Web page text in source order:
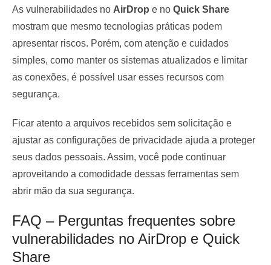
As vulnerabilidades no AirDrop e no Quick Share
mostram que mesmo tecnologias práticas podem
apresentar riscos. Porém, com atenção e cuidados
simples, como manter os sistemas atualizados e limitar
as conexões, é possível usar esses recursos com
segurança.
Ficar atento a arquivos recebidos sem solicitação e
ajustar as configurações de privacidade ajuda a proteger
seus dados pessoais. Assim, você pode continuar
aproveitando a comodidade dessas ferramentas sem
abrir mão da sua segurança.
FAQ – Perguntas frequentes sobre
vulnerabilidades no AirDrop e Quick
Share